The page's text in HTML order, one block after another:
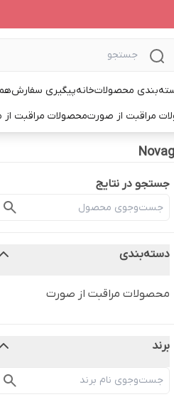
محصولاتخانهپیگیری سفارش
مراقبت از صورتمحصولات مراقبت از
جستجو در نتایج
دسته‌بندی
محصولات مراقبت از صورت
برند